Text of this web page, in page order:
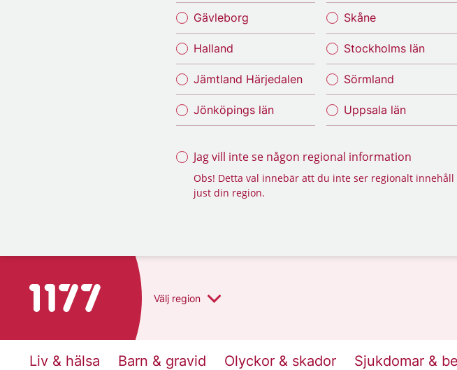
Gävleborg
Halland
Jämtland Härjedalen
Jönköpings län
Skåne
Stockholms län
Sörmland
Uppsala län
Jag vill inte se någon regional information
Obs! Detta val innebär att du inte ser regionalt
just din region.
Till startsidan för 1177 Välj region
Liv & hälsa Barn & gravid Olyckor & skador Sjukdomar &